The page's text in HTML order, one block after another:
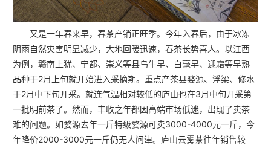
又是一年春来早，春茶产销正旺季。今年入春后，由于冰冻
阴雨自然灾害明显减少，大地回暖迅速，春茶长势喜人。以江西
为例，赣南上犹、宁都、崇义等县乌牛早、白毫早、迎霜等早熟
品种于2月上旬就开始进入采摘期。重点产茶县婺源、浮梁、修水
于2月中下旬开采。就连气温相对较低的庐山也在3月中旬开采第
一批明前茶了。然而，丰收之年都因高端市场低迷，出现了卖茶
难的问题。如婺源去年一斤特级婺源可卖3000-4000元一斤，今
年降价2000-3000元一斤仍无人问津。庐山云雾茶往年销售较